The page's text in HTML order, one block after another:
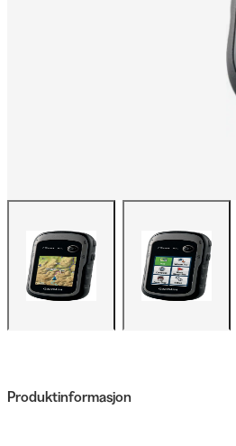
Produktinformasjon